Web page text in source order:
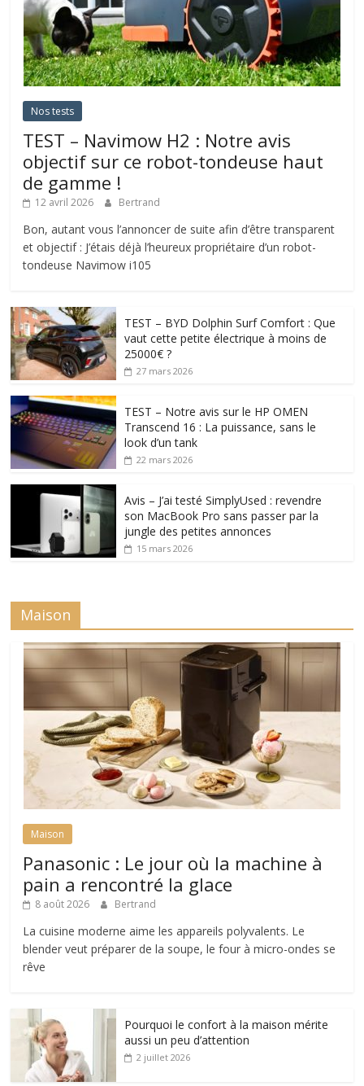
Nos tests
TEST – Navimow H2 : Notre avis
objectif sur ce robot-tondeuse haut
de gamme !
12 avril 2026 Bertrand
Bon, autant vous l’annoncer de suite afin d’être transparent
et objectif : J’étais déjà l’heureux propriétaire d’un robot-
tondeuse Navimow i105
TEST – BYD Dolphin Surf Comfort : Que
vaut cette petite électrique à moins de
25000€ ?
27 mars 2026
TEST – Notre avis sur le HP OMEN
Transcend 16 : La puissance, sans le
look d’un tank
22 mars 2026
Avis – J’ai testé SimplyUsed : revendre
son MacBook Pro sans passer par la
jungle des petites annonces
15 mars 2026
Maison
Maison
Panasonic : Le jour où la machine à
pain a rencontré la glace
8 août 2026 Bertrand
La cuisine moderne aime les appareils polyvalents. Le
blender veut préparer de la soupe, le four à micro-ondes se
rêve
Pourquoi le confort à la maison mérite
aussi un peu d’attention
2 juillet 2026